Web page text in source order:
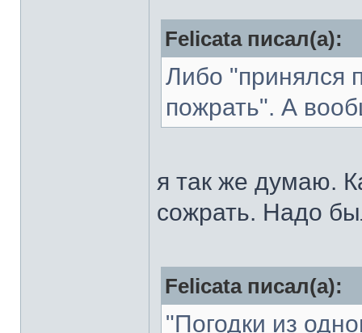
Felicata писал(а):
Либо "принялся
пожрать". А
я так же думаю.
сожрать. Надо
Felicata писал(а):
"Погодки из